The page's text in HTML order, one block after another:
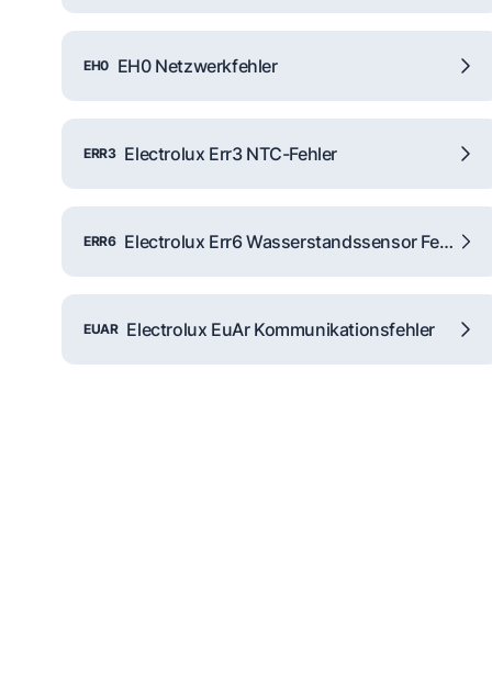
EH0 EH0 Netzwerkfehler
ERR3 Electrolux Err3 NTC-Fehler
ERR6 Electrolux Err6 Wasserstandssensor Fehler
EUAR Electrolux EuAr Kommunikationsfehler